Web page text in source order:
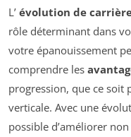
L’ évolution de
rôle déterminant dans
votre épanouissement
comprendre les
progression, que ce soit
verticale. Avec une
possible d’améliorer